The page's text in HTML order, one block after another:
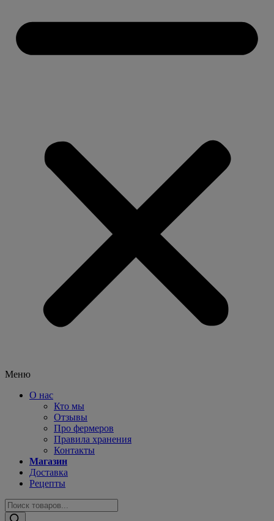
Меню
О нас
Кто мы
Отзывы
Про фермеров
Правила хранения
Контакты
Магазин
Доставка
Рецепты
Поиск
товаров